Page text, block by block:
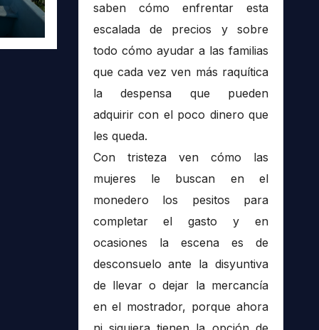
saben cómo enfrentar esta
escalada de precios y sobre
todo cómo ayudar a las familias
que cada vez ven más raquítica
la despensa que pueden
adquirir con el poco dinero que
les queda.
Con tristeza ven cómo las
mujeres le buscan en el
monedero los pesitos para
completar el gasto y en
ocasiones la escena es de
desconsuelo ante la disyuntiva
de llevar o dejar la mercancía
en el mostrador, porque ahora